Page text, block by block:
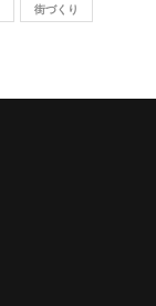
街づくり